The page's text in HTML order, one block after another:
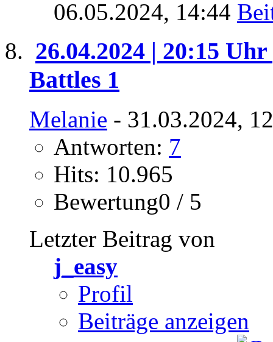
06.05.2024, 14:44
26.04.2024 | 20:15
Battles 1
Melanie - 31.03.2024,
Antworten: 7
Hits: 10.965
Bewertung0 / 5
Letzter Beitrag von
j_easy
Profil
Beiträge anzeigen